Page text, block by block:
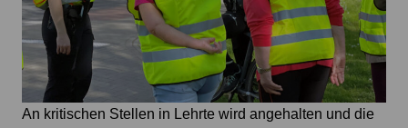
An kritischen Stellen in Lehrte wird angehalten und die